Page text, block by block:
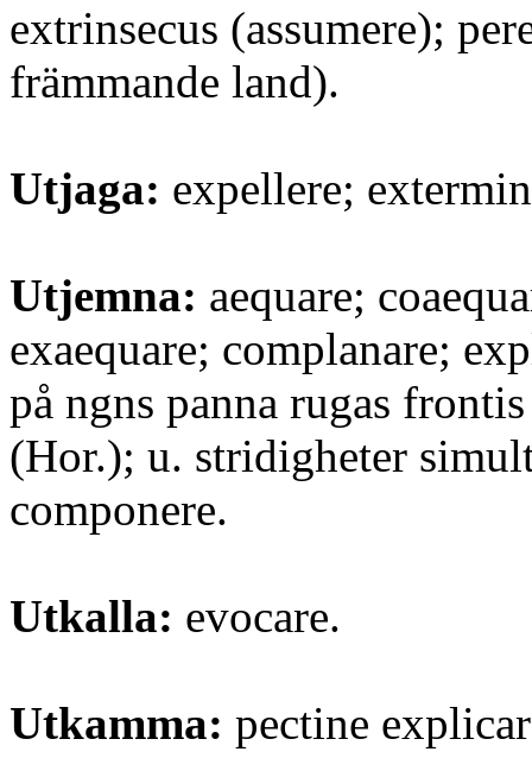
extrinsecus (assumere);
främmande land).
Utjaga: expellere;
Utjemna: aequare;
exaequare; complanare;
på ngns panna rugas
(Hor.); u. stridigheter
componere.
Utkalla: evocare.
Utkamma: pectine